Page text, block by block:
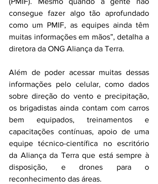
consegue fazer algo tão aprofundado
como um PMIF, as equipes ainda têm
muitas informações em mãos”, detalha a
diretora da ONG Aliança da Terra.
Além de poder acessar muitas dessas
informações pelo celular, como dados
sobre direção do vento e precipitação,
os brigadistas ainda contam com carros
bem equipados, treinamentos e
capacitações contínuas, apoio de uma
equipe técnico-científica no escritório
da Aliança da Terra que está sempre à
disposição, e drones para o
reconhecimento das áreas.